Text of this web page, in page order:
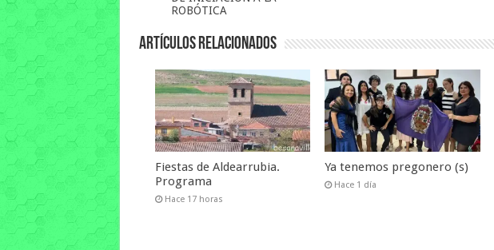
ROBÓTICA
Artículos relacionados
Fiestas de Aldearrubia.
Programa
Hace 17 horas
Ya tenemos pregonero (s)
Hace 1 día